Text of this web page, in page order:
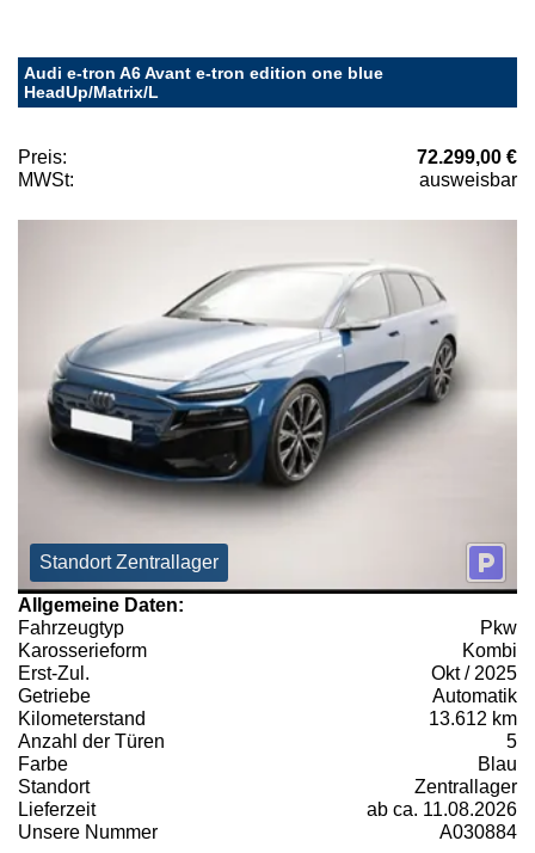
Audi e-tron A6 Avant e-tron edition one blue
HeadUp/Matrix/L
Preis:
72.299,00 €
MWSt:
ausweisbar
Standort Zentrallager
Allgemeine Daten:
Fahrzeugtyp
Pkw
Karosserieform
Kombi
Erst-Zul.
Okt / 2025
Getriebe
Automatik
Kilometerstand
13.612 km
Anzahl der Türen
5
Farbe
Blau
Standort
Zentrallager
Lieferzeit
ab ca. 11.08.2026
Unsere Nummer
A030884